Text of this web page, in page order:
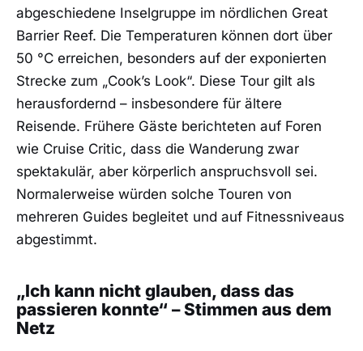
abgeschiedene Inselgruppe im nördlichen Great
Barrier Reef. Die Temperaturen können dort über
50 °C erreichen, besonders auf der exponierten
Strecke zum „Cook’s Look“. Diese Tour gilt als
herausfordernd – insbesondere für ältere
Reisende. Frühere Gäste berichteten auf Foren
wie Cruise Critic, dass die Wanderung zwar
spektakulär, aber körperlich anspruchsvoll sei.
Normalerweise würden solche Touren von
mehreren Guides begleitet und auf Fitnessniveaus
abgestimmt.
„Ich kann nicht glauben, dass das
passieren konnte“ – Stimmen aus dem
Netz